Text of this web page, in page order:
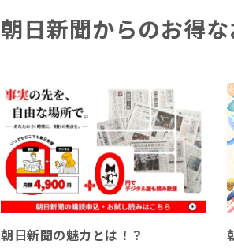
朝日新聞からのお得
朝日新聞の魅力とは！？